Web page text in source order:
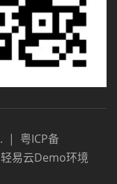
. | 粤ICP备
轻易云Demo环境